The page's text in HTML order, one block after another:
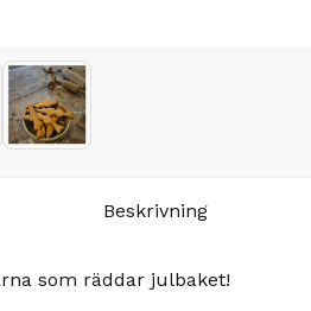
Beskrivning
som räddar julbaket!